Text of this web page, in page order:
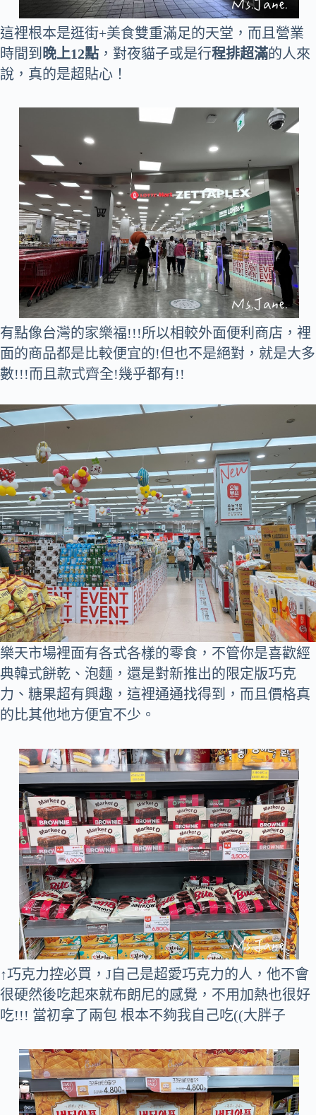
這裡根本是逛街+美食雙重滿足的天堂，而且營業
時間到 晚上12點 ，對夜貓子或是行程排超滿的人來
說，真的是超貼心！
有點像台灣的家樂福!!!所以相較外面便利商店，裡
面的商品都是比較便宜的!但也不是絕對，就是大多
數!!!而且款式齊全!幾乎都有!!
樂天市場裡面有各式各樣的零食，不管你是喜歡經
典韓式餅乾、泡麵，還是對新推出的限定版巧克
力、糖果超有興趣，這裡通通找得到，而且價格真
的比其他地方便宜不少。
↑巧克力控必買，J自己是超愛巧克力的人，他不會
很硬然後吃起來就布朗尼的感覺，不用加熱也很好
吃!!! 當初拿了兩包 根本不夠我自己吃((大胖子